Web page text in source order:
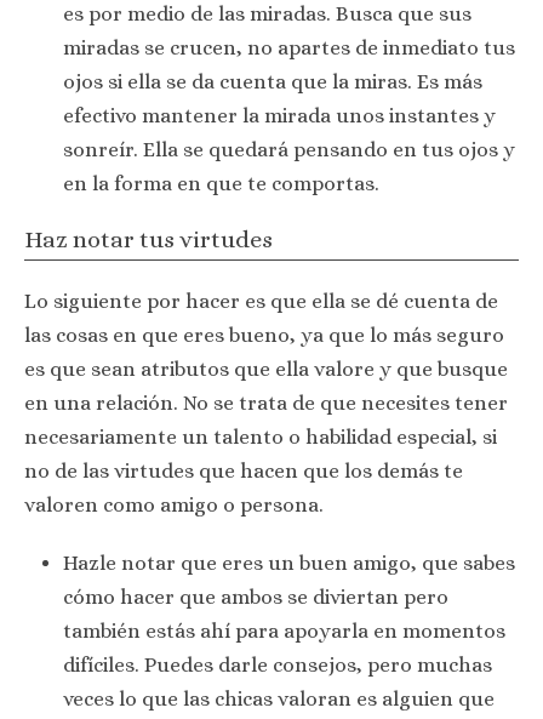
es por medio de las miradas. Busca que sus
miradas se crucen, no apartes de inmediato tus
ojos si ella se da cuenta que la miras. Es más
efectivo mantener la mirada unos instantes y
sonreír. Ella se quedará pensando en tus ojos y
en la forma en que te comportas.
Haz notar tus virtudes
Lo siguiente por hacer es que ella se dé cuenta de
las cosas en que eres bueno, ya que lo más seguro
es que sean atributos que ella valore y que busque
en una relación. No se trata de que necesites tener
necesariamente un talento o habilidad especial, si
no de las virtudes que hacen que los demás te
valoren como amigo o persona.
Hazle notar que eres un buen amigo, que sabes
cómo hacer que ambos se diviertan pero
también estás ahí para apoyarla en momentos
difíciles. Puedes darle consejos, pero muchas
veces lo que las chicas valoran es alguien que